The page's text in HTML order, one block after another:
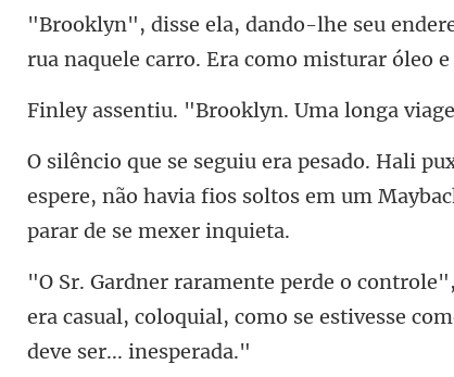
rua na
. "Brooklyn. Um
espere, não havia fios soltos em um
era casual, coloquial, como se estivess